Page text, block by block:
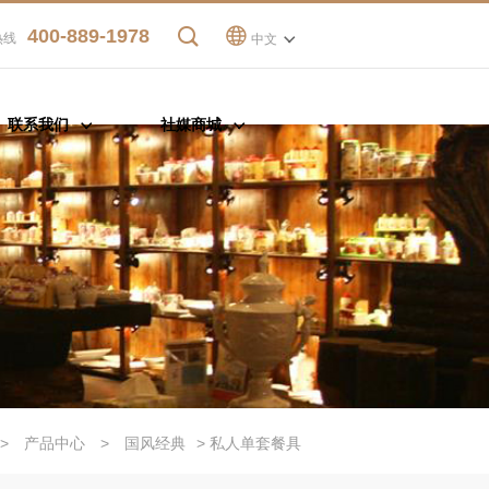
中文
线 400-889-1978
联系我们 社媒商城
产品中心 > 国风经典 > 私人单套餐具